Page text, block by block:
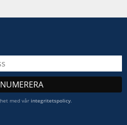
med vår integritetspolicy.